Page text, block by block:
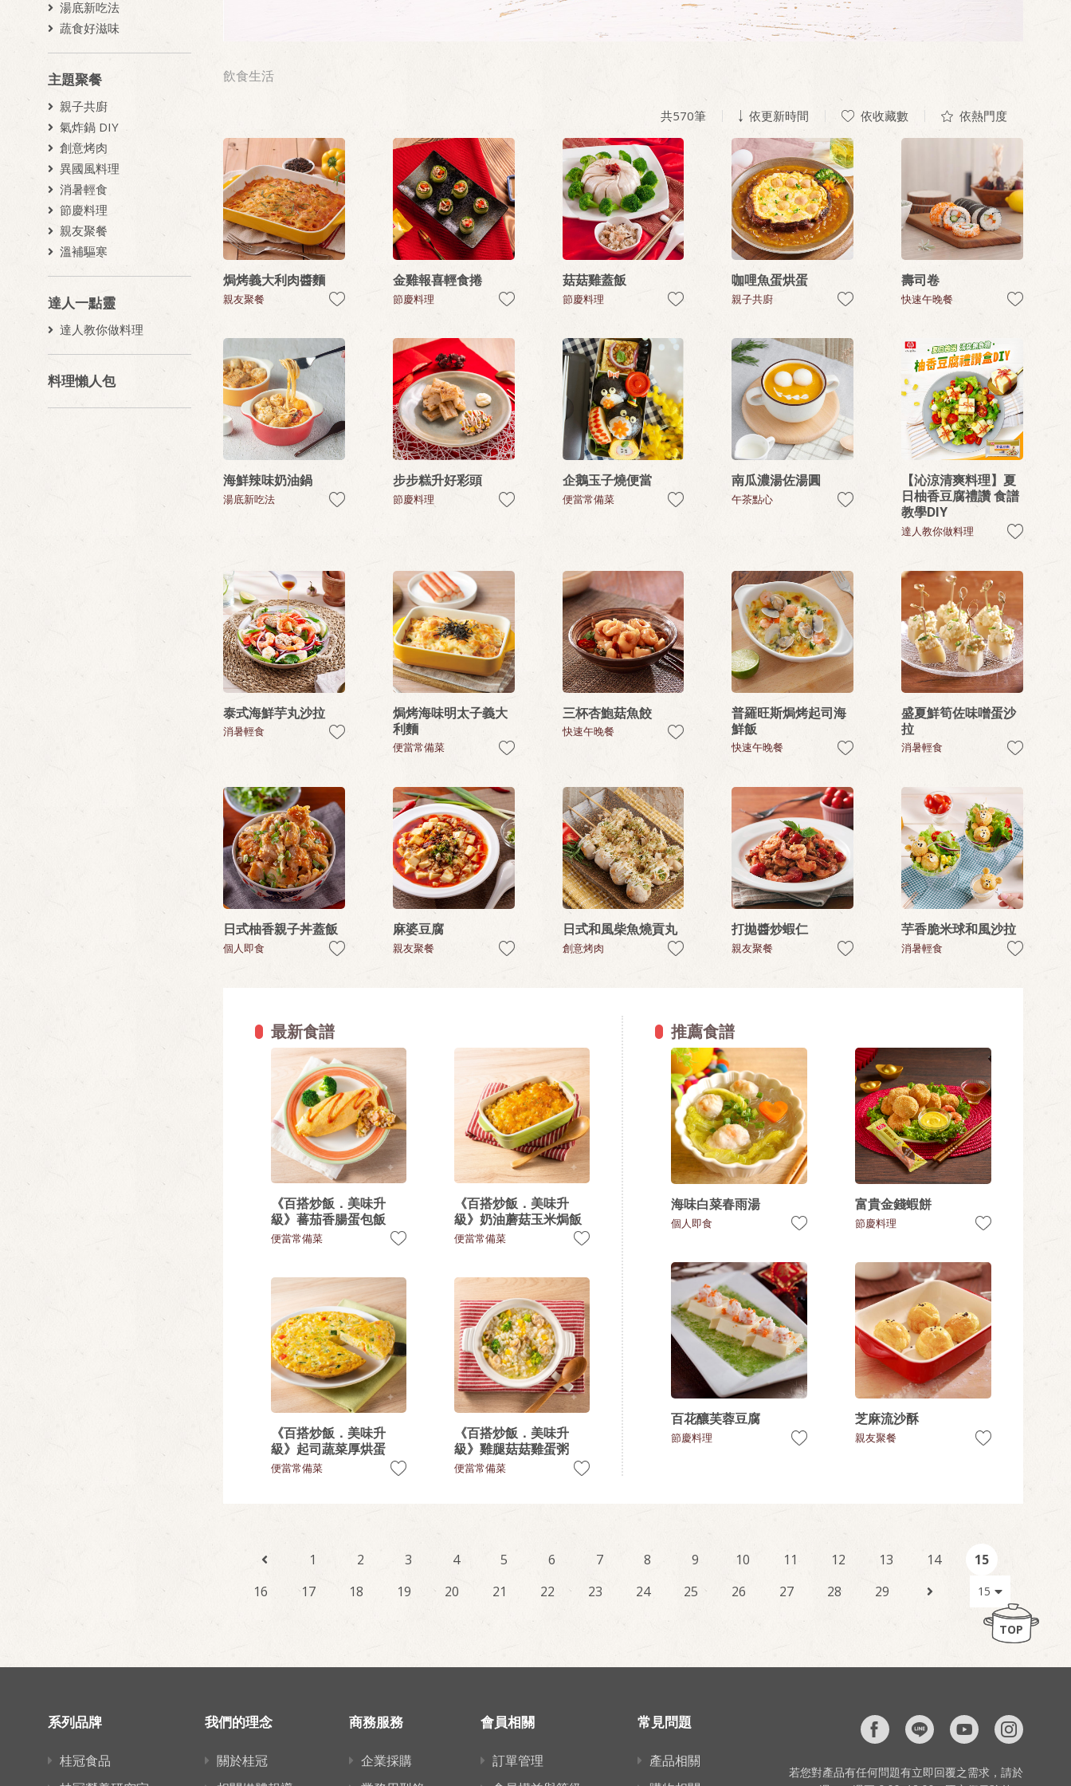
湯底新吃法
蔬食好滋味
主題聚餐
親子共廚
氣炸鍋 DIY
創意烤肉
異國風料理
消暑輕食
節慶料理
親友聚餐
溫補驅寒
達人一點靈
達人教你做料理
料理懶人包
飲食生活
共570筆 依更新時間 依收藏數 依熱門度
焗烤義大利肉醬麵
親友聚餐
金雞報喜輕食捲
節慶料理
菇菇雞蓋飯
節慶料理
咖哩魚蛋烘蛋
親子共廚
壽司卷
快速午晚餐
海鮮辣味奶油鍋
湯底新吃法
步步糕升好彩頭
節慶料理
企鵝玉子燒便當
便當常備菜
南瓜濃湯佐湯圓
午茶點心
【沁涼清爽料理】夏
日柚香豆腐禮讚 食譜
教學DIY
達人教你做料理
泰式海鮮芋丸沙拉
消暑輕食
焗烤海味明太子義大
利麵
便當常備菜
三杯杏鮑菇魚餃
快速午晚餐
普羅旺斯焗烤起司海
鮮飯
快速午晚餐
盛夏鮮筍佐味噌蛋沙
拉
消暑輕食
日式柚香親子丼蓋飯
個人即食
麻婆豆腐
親友聚餐
日式和風柴魚燒貢丸
創意烤肉
打拋醬炒蝦仁
親友聚餐
芋香脆米球和風沙拉
消暑輕食
最新食譜
《百搭炒飯．美味升
級》蕃茄香腸蛋包飯
便當常備菜
《百搭炒飯．美味升
級》奶油蘑菇玉米焗飯
便當常備菜
《百搭炒飯．美味升
級》起司蔬菜厚烘蛋
便當常備菜
《百搭炒飯．美味升
級》雞腿菇菇雞蛋粥
便當常備菜
推薦食譜
海味白菜春雨湯
個人即食
富貴金錢蝦餅
節慶料理
百花釀芙蓉豆腐
節慶料理
芝麻流沙酥
親友聚餐
1 2 3 4 5 6 7 8 9 10 11 12 13 14
15
16
17 18 19 20 21 22 23 24 25 26 27 28 29
TOP
系列品牌
桂冠食品
我們的理念
關於桂冠
商務服務
企業採購
會員相關
訂單管理
常見問題
產品相關
若您對產品有任何問題有立即回覆之需求，請於